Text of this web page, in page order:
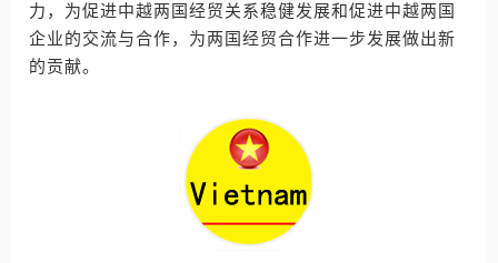
力，为促进中越两国经贸关系稳健发展和促进中越两国
企业的交流与合作，为两国经贸合作进一步发展做出新
的贡献。